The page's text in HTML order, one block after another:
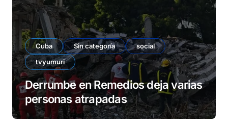
Cuba Sin categoría
social
tvyumuri
Derrumbe en Remedios deja varias
personas atrapadas